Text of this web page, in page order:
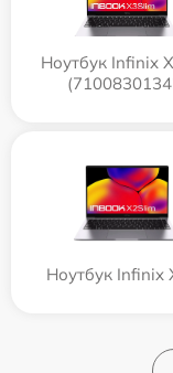
Ноутбук Infinix
Ноутбук Infinix